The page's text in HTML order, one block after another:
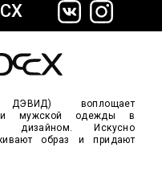
воплощает
мужской одежды в
дизайном. Искусно
образ и придают